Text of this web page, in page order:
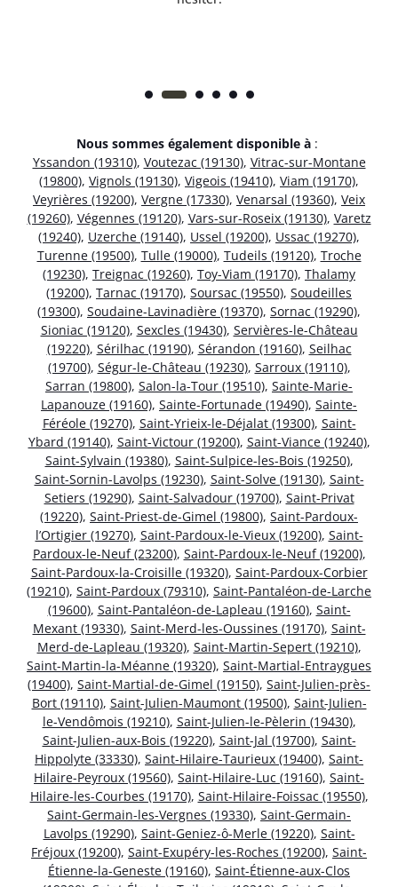
Nous sommes également disponible à :
Yssandon (19310), Voutezac (19130), Vitrac-sur-Montane
(19800), Vignols (19130), Vigeois (19410), Viam (19170),
Veyrières (19200), Vergne (17330), Venarsal (19360), Veix
(19260), Végennes (19120), Vars-sur-Roseix (19130), Varetz
(19240), Uzerche (19140), Ussel (19200), Ussac (19270),
Turenne (19500), Tulle (19000), Tudeils (19120), Troche
(19230), Treignac (19260), Toy-Viam (19170), Thalamy
(19200), Tarnac (19170), Soursac (19550), Soudeilles
(19300), Soudaine-Lavinadière (19370), Sornac (19290),
Sioniac (19120), Sexcles (19430), Servières-le-Château
(19220), Sérilhac (19190), Sérandon (19160), Seilhac
(19700), Ségur-le-Château (19230), Sarroux (19110),
Sarran (19800), Salon-la-Tour (19510), Sainte-Marie-
Lapanouze (19160), Sainte-Fortunade (19490), Sainte-
Féréole (19270), Saint-Yrieix-le-Déjalat (19300), Saint-
Ybard (19140), Saint-Victour (19200), Saint-Viance (19240),
Saint-Sylvain (19380), Saint-Sulpice-les-Bois (19250),
Saint-Sornin-Lavolps (19230), Saint-Solve (19130), Saint-
Setiers (19290), Saint-Salvadour (19700), Saint-Privat
(19220), Saint-Priest-de-Gimel (19800), Saint-Pardoux-
l’Ortigier (19270), Saint-Pardoux-le-Vieux (19200), Saint-
Pardoux-le-Neuf (23200), Saint-Pardoux-le-Neuf (19200),
Saint-Pardoux-la-Croisille (19320), Saint-Pardoux-Corbier
(19210), Saint-Pardoux (79310), Saint-Pantaléon-de-Larche
(19600), Saint-Pantaléon-de-Lapleau (19160), Saint-
Mexant (19330), Saint-Merd-les-Oussines (19170), Saint-
Merd-de-Lapleau (19320), Saint-Martin-Sepert (19210),
Saint-Martin-la-Méanne (19320), Saint-Martial-Entraygues
(19400), Saint-Martial-de-Gimel (19150), Saint-Julien-près-
Bort (19110), Saint-Julien-Maumont (19500), Saint-Julien-
le-Vendômois (19210), Saint-Julien-le-Pèlerin (19430),
Saint-Julien-aux-Bois (19220), Saint-Jal (19700), Saint-
Hippolyte (33330), Saint-Hilaire-Taurieux (19400), Saint-
Hilaire-Peyroux (19560), Saint-Hilaire-Luc (19160), Saint-
Hilaire-les-Courbes (19170), Saint-Hilaire-Foissac (19550),
Saint-Germain-les-Vergnes (19330), Saint-Germain-
Lavolps (19290), Saint-Geniez-ô-Merle (19220), Saint-
Fréjoux (19200), Saint-Exupéry-les-Roches (19200), Saint-
Étienne-la-Geneste (19160), Saint-Étienne-aux-Clos